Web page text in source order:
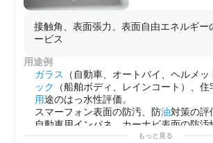
定ができて、物質や成分
ます。
・共焦点 モードによって、物質 の深さ方
μm(100倍
ることができます。
・結晶化度や応力状態のような、材料の
とができます。
・温度可変ステージ（約-100℃～600℃）
料の相転移などの測定ができます。
接触角、表面張力、表面自由エネルギー
ービス
用途例
ガラス
（自動車、オートバイ、ヘルメッ
ック
（船舶ボディ、レインコート）、
用途のはっ水性評価。
スマーフォン表面の防汚、防油対策の評
自動車用インパネ、カーナビ表面の防汚
表面を人工的にはっ水 構造にした サンプ
もっと見る